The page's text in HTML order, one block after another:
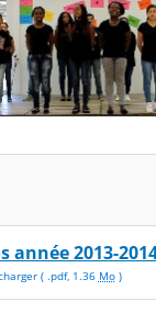
année 2013-
( .pdf, 1.36 Mo)